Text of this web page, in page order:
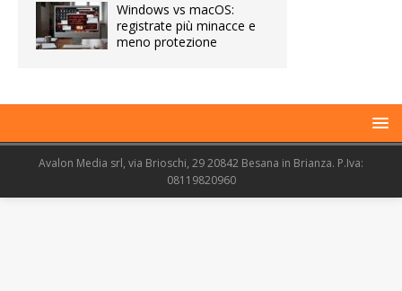
Windows vs macOS:
registrate più minacce e
meno protezione
Avalon Media srl, via Brioschi, 29 20842 Besana in Brianza. P.Iva:
08119820960